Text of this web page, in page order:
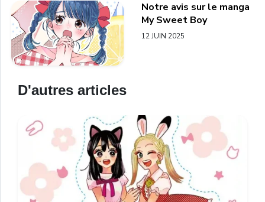
Notre avis sur le manga
My Sweet Boy
12 JUIN 2025
D'autres articles